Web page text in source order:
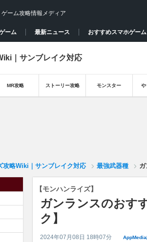
ーム攻略情報メディア
ーム 最新ニュース おすすめスマホゲーム
｜サンブレイク対応
MR攻略 ストーリー攻略 モンスター や
攻略Wiki｜サンブレイク対応 最強武器種
【モンハンライズ】
ガンランスのおす
ク】
2024年07月08日 18時07分 AppMedia